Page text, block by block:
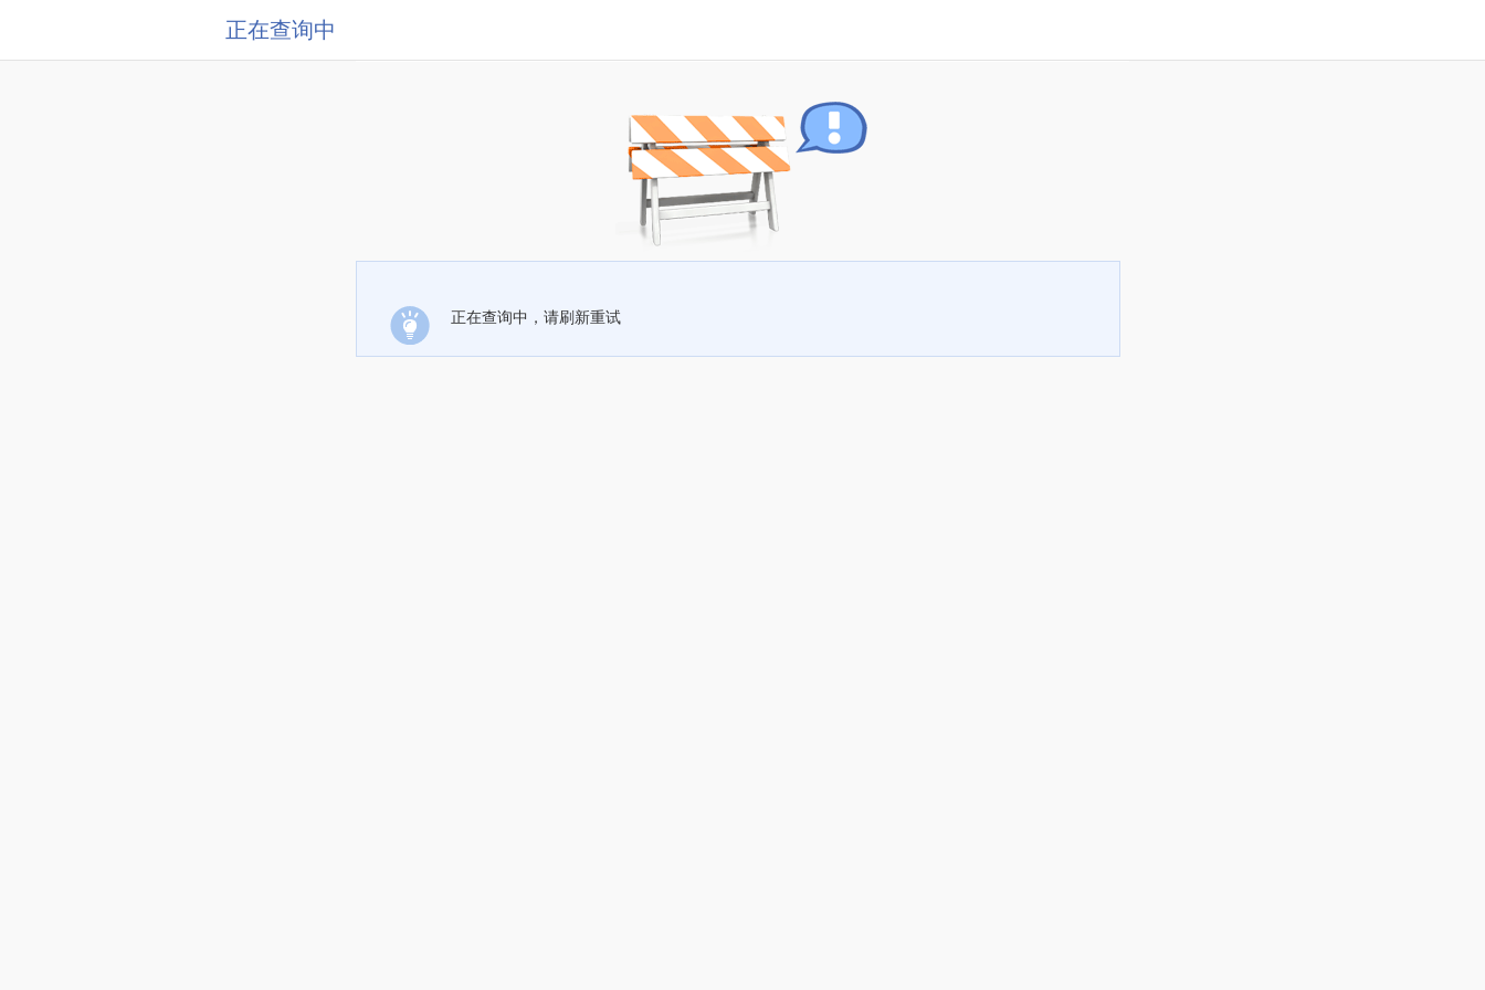
正在查询中
正在查询中，请刷新重试